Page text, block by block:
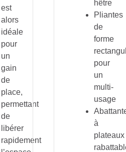
est
alors
idéale
pour
un
gain
de
place,
permettant
de
libérer
rapidement
hêtre
Pliantes
de
forme
pour
un
multi-
usage
à
plateaux